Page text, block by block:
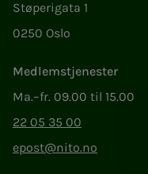
Støperigata 1
0250 Oslo
Medlemstjenester
Ma.–fr. 09.00 til 15.00
22 05 35 00
epost@nito.no